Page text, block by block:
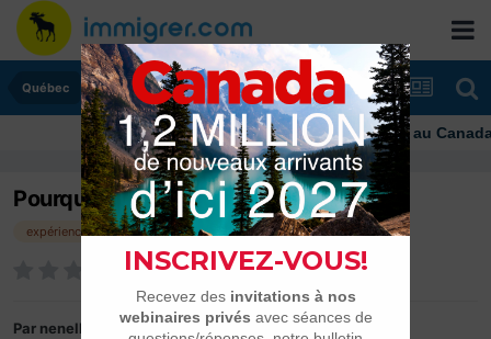
Québec
Immigrer au Canada:
Pourquoi nous choisissons le Québec?
expérience tranche de vie choix
Par nenelle